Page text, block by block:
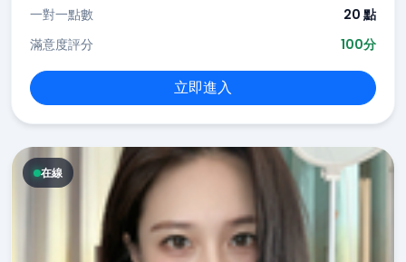
一對一點數
20 點
滿意度評分
100分
立即進入
在線